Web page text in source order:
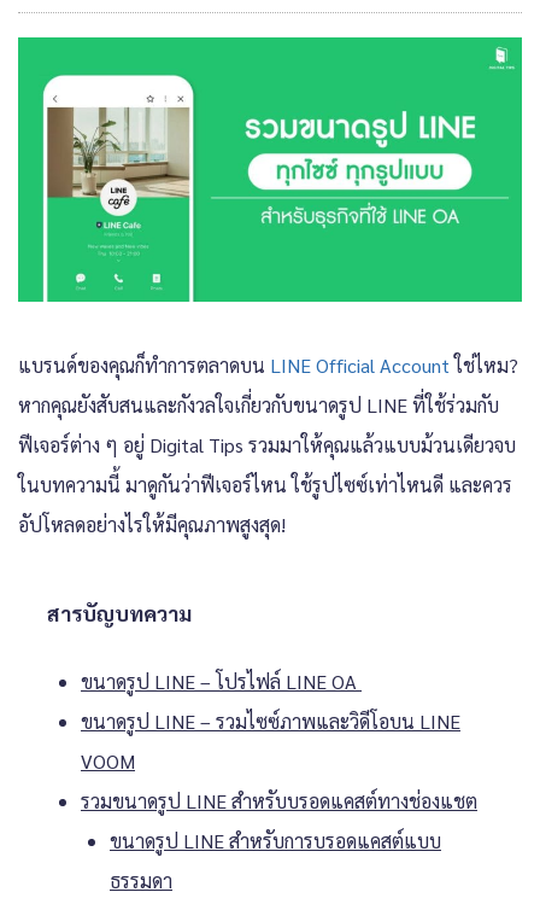
แบรนด์ของคุณก็ทำการตลาดบน LINE Official Accountใช่ไหม?
หากคุณยังสับสนและกังวลใจเกี่ยวกับขนาดรูป LINE ที่ใช้ร่วมกับ
ฟีเจอร์ต่าง ๆ อยู่ Digital Tips รวมมาให้คุณแล้วแบบม้วนเดียวจบ
ในบทความนี้ มาดูกันว่าฟีเจอร์ไหน ใช้รูปไซซ์เท่าไหนดี และควร
อัปโหลดอย่างไรให้มีคุณภาพสูงสุด!
สารบัญบทความ
ขนาดรูป LINE – โปรไฟล์ LINE OA
ขนาดรูป LINE – รวมไซซ์ภาพและวิดีโอบน LINE
VOOM
รวมขนาดรูป LINE สำหรับบรอดแคสต์ทางช่องแชต
ขนาดรูป LINE สำหรับการบรอดแคสต์แบบ
ธรรมดา